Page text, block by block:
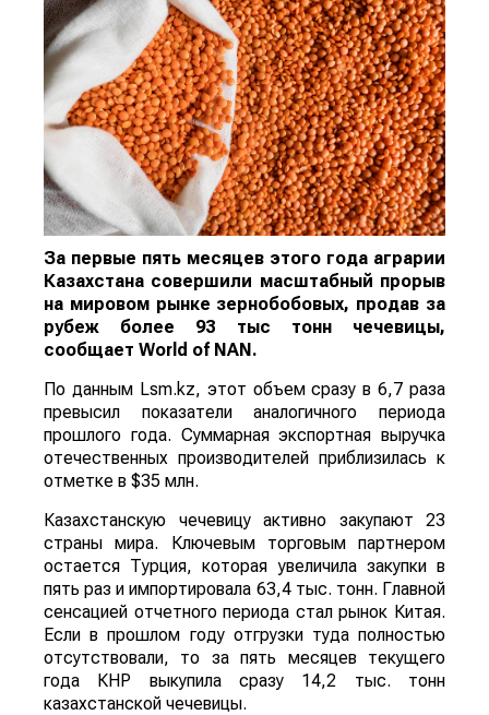
За первые пять месяцев этого года аграрии
Казахстана совершили масштабный прорыв
на мировом рынке зернобобовых, продав за
рубеж более 93 тыс тонн чечевицы,
сообщает World of NAN.
По данным Lsm.kz, этот объем сразу в 6,7 раза
превысил показатели аналогичного периода
прошлого года. Суммарная экспортная выручка
отечественных производителей приблизилась к
отметке в $35 млн.
Казахстанскую чечевицу активно закупают 23
страны мира. Ключевым торговым партнером
остается Турция, которая увеличила закупки в
пять раз и импортировала 63,4 тыс. тонн. Главной
сенсацией отчетного периода стал рынок Китая.
Если в прошлом году отгрузки туда полностью
отсутствовали, то за пять месяцев текущего
года КНР выкупила сразу 14,2 тыс. тонн
казахстанской чечевицы.